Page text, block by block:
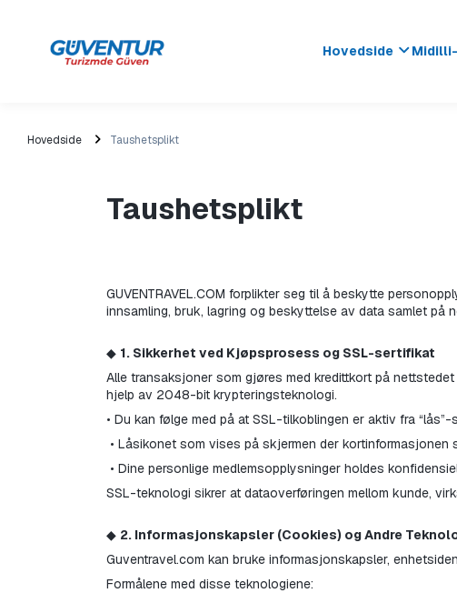
Hovedside
Hovedside Taushetsplikt
Taushetsplikt
GUVENTRAVEL.COM forplikter seg til å beskytte
innsamling, bruk, lagring og beskyttelse av data samlet på
◆ 1. Sikkerhet ved Kjøpsprosess og SSL-sertifikat
Alle transaksjoner som gjøres med kredittkort på
hjelp av 2048-bit krypteringsteknologi.
• Du kan følge med på at SSL-tilkoblingen er aktiv fra
• Låsikonet som vises på skjermen der kortinformasjonen
• Dine personlige medlemsopplysninger holdes
SSL-teknologi sikrer at dataoverføringen mellom kunde,
◆ 2. Informasjonskapsler (Cookies) og Andre
Guventravel.com kan bruke informasjonskapsler,
Formålene med disse teknologiene: